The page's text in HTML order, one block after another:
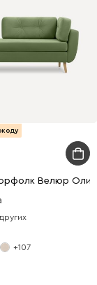
Велюр
+107